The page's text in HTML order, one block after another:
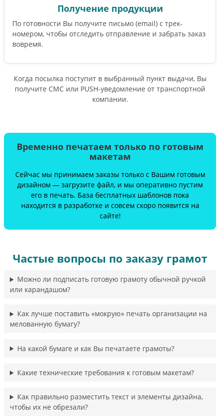
Получение продукции
По готовности Вы получите письмо (email) c трек-
номером, чтобы отследить отправление и забрать заказ
вовремя.
Когда посылка поступит в выбранный пункт выдачи, Вы
получите СМС или PUSH-уведомление от транспортной
компании.
Временно печатаем только по готовым
макетам
Сейчас мы принимаем заказы только с Вашим готовым
дизайном — загрузите файл, и мы оперативно пустим
его в печать. База бесплатных шаблонов пока
находится в разработке и совсем скоро появится на
сайте!
Частые вопросы по заказу грамот
Можно ли подписать готовую грамоту обычной ручкой
или карандашом?
Как лучше поставить «мокрую» печать организации на
мелованную бумагу?
На какой бумаге и как Вы печатаете грамоты?
Какие технические требования к готовым макетам?
Как правильно разместить текст и элементы дизайна,
чтобы их не обрезали?